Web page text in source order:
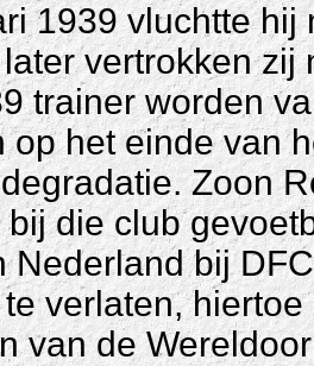
1939 vluchtte
vertrokken
trainer worden
op het einde van
Zoon
die club
Nederland bij
verlaten,
van de